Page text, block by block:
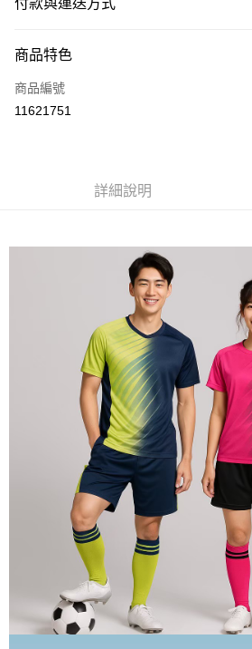
付款與運送方式
信用卡一次付款
運送方式
商品特色
商品編號
11621751
詳細說明